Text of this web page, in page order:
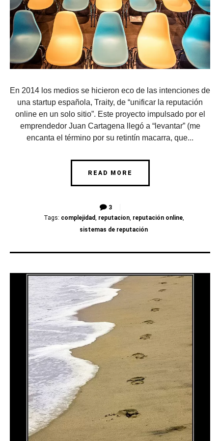
En 2014 los medios se hicieron eco de las intenciones de
una startup española, Traity, de “unificar la reputación
online en un solo sitio”. Este proyecto impulsado por el
emprendedor Juan Cartagena llegó a “levantar” (me
encanta el término por su retintín macarra, que...
READ MORE
3
Tags: complejidad, reputacion, reputación online,
sistemas de reputación